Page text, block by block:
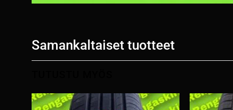
Samankaltaiset tuotteet